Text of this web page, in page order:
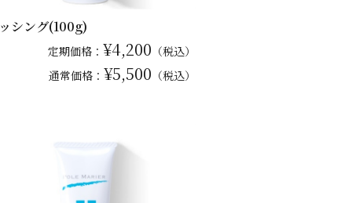
シング(100g)
定期価格： ¥4,200 （税込）
通常価格： ¥5,500 （税込）